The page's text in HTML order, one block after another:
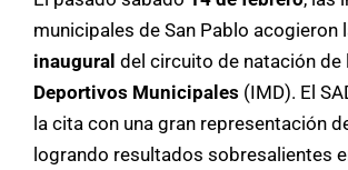
municipales de San Pablo acogieron
inaugural del circuito de natación de
Deportivos Municipales (IMD). El
la cita con una gran representación
logrando resultados sobresalientes